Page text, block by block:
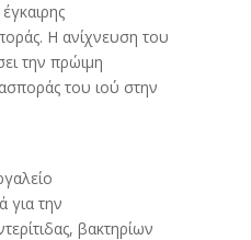
Η ανίχνευση του
την πρώιμη
του ιού στην
για την
βακτηρίων